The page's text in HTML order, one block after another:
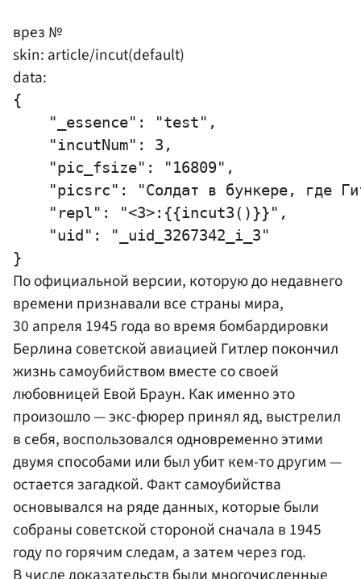
врез №
skin: article/incut(default)
data:
{
    "_essence": "test",
    "incutNum": 3,
    "pic_fsize": "16809",
"picsrc": "Солдат в бункере, где
    "repl": "<3>:{{incut3()}}",
    "uid": "_uid_3267342_i_3"
По официальной версии, которую до недавнего
времени признавали все страны мира,
30 апреля 1945 года во время бомбардировки
Берлина советской авиацией Гитлер покончил
жизнь самоубийством вместе со своей
любовницей Евой Браун. Как именно это
произошло — экс-фюрер принял яд, выстрелил
в себя, воспользовался одновременно этими
двумя способами или был убит кем-то другим —
остается загадкой. Факт самоубийства
основывался на ряде данных, которые были
собраны советской стороной сначала в 1945
году по горячим следам, а затем через год.